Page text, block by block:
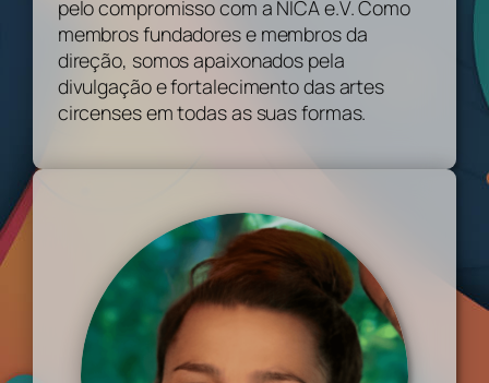
pelo compromisso com a NICA e.V. Como
membros fundadores e membros da
direção, somos apaixonados pela
divulgação e fortalecimento das artes
circenses em todas as suas formas.